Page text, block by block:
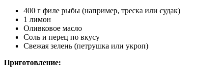
400 г филе рыбы (например, треска или судак)
1 лимон
Оливковое масло
Соль и перец по вкусу
Свежая зелень (петрушка или укроп)
Приготовление: